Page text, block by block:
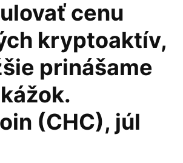
cenu
kryptoaktív,
prinášame
(CHC), júl